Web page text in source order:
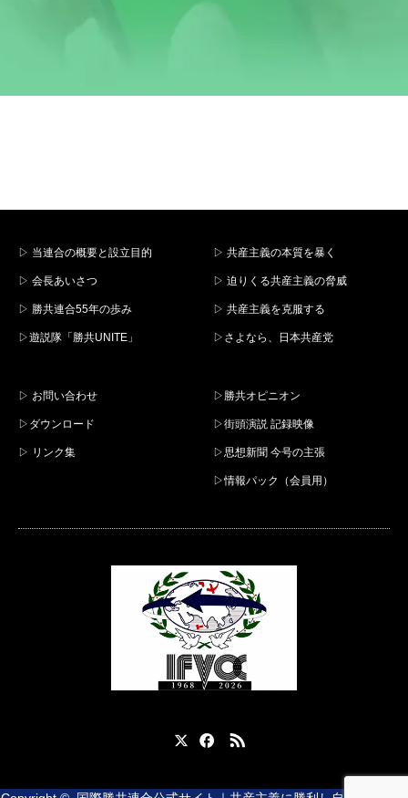
▷ 当連合の概要と設立目的
▷ 会長あいさつ
▷ 勝共連合55年の歩み
▷遊説隊「勝共UNITE」
▷ 共産主義の本質を暴く
▷ 迫りくる共産主義の脅威
▷ 共産主義を克服する
▷さよなら、日本共産党
▷ お問い合わせ
▷ダウンロード
▷ リンク集
▷勝共オピニオン
▷街頭演説 記録映像
▷思想新聞 今号の主張
▷情報パック（会員用）